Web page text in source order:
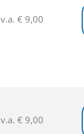
v.a. € 9,00
v.a. € 9,00